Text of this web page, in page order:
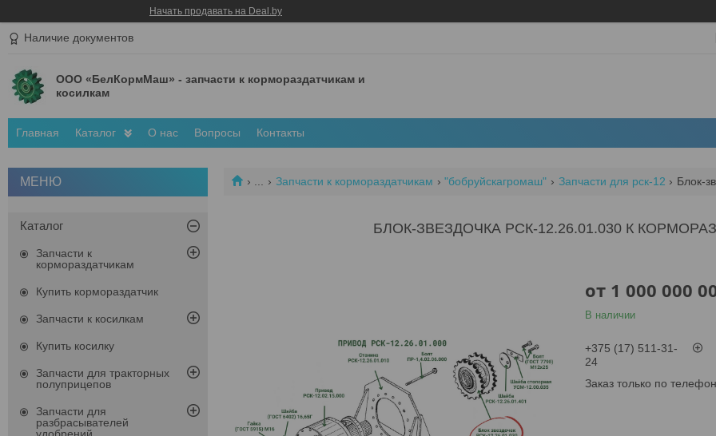
Начать продавать на Deal.by
Наличие документов
ООО «БелКормМаш» - запчасти к кормораздатчикам и
косилкам
Главная Каталог О нас Вопросы Контакты
Запчасти к кормораздатчикам "бобруйскагромаш" Запчасти для рск-12 Блок-
БЛОК-ЗВЕЗДОЧКА РСК-12.26.01.030 К
от 1 000 000
В наличии
+375 (17) 511-31-
24
Заказ только по
Каталог
Запчасти к
кормораздатчикам
Купить кормораздатчик
Запчасти к косилкам
Купить косилку
Запчасти для тракторных
полуприцепов
Запчасти для
разбрасывателей